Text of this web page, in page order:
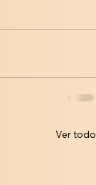
Ver todo